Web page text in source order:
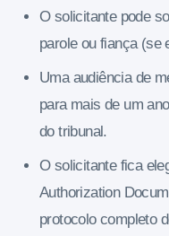
O solicitante pode
parole ou fiança (se
Uma audiência de
para mais de um
do tribunal.
O solicitante fica
Authorization
protocolo completo